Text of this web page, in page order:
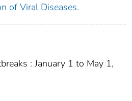
of Viral Diseases.
: January 1 to May 1,